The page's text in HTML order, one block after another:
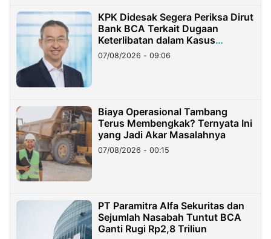
KPK Didesak Segera Periksa Dirut
Bank BCA Terkait Dugaan
Keterlibatan dalam Kasus
Hilangnya Dana Nasabah Rp2,58
Miliar
07/08/2026 - 09:06
Biaya Operasional Tambang
Terus Membengkak? Ternyata Ini
yang Jadi Akar Masalahnya
07/08/2026 - 00:15
PT Paramitra Alfa Sekuritas dan
Sejumlah Nasabah Tuntut BCA
Ganti Rugi Rp2,8 Triliun